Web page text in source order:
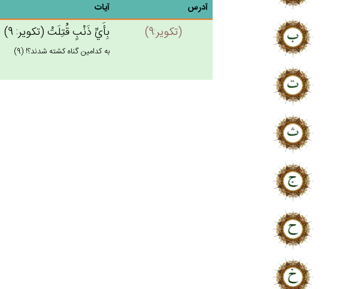
آدرس آیات
(تكوير:9) بِأَي‌ِّ ذَنْب‌ٍ قُتِلَت‌ْ (تكوير: 9)
به كدامين گناه كشته شدند؟! (9)